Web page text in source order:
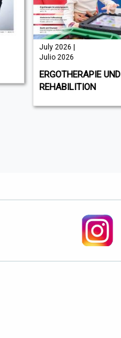
July 2026 |
Julio 2026
ERGOTHERAPIE UND
REHABILITION